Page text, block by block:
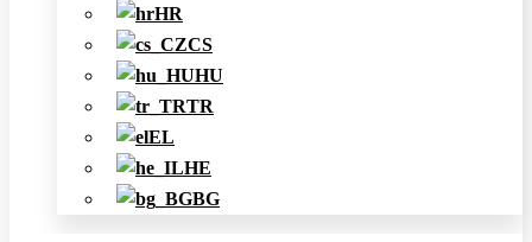
HR
CS
HU
TR
EL
HE
BG